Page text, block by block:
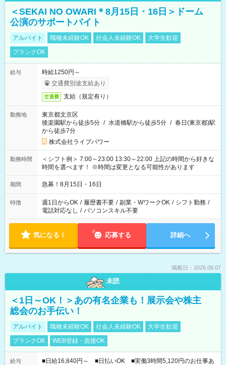
＜SEKAI NO OWARI＊8月15日・16日＞ドーム
公演のサポートバイト
アルバイト 職種未経験OK 社会人未経験OK
大学生歓迎
ブランクOK
給与
時給1250円～
交通費別途支給あり
交通費 支給（規定有り）
勤務地
東京都文京区
後楽園駅から徒歩5分 / 水道橋駅から徒歩5分 / 春日(東京都)駅
から徒歩7分
株式会社ライブパワー
勤務時間
＜シフト例＞ 7:00～23:00 13:30～22:00 上記の時間から好きな
時間を選べます！ ※時間は変更となる可能性があります
期間 急募！8月15日・16日
特徴 週1日からOK / 履歴書不要 / 副業・WワークOK / シフト勤務 /
電話対応なし / パソコンスキル不要
気になる！ 応募する 詳細へ
掲載日：2026.08.07
未読
＜1日～OK！＞あの有名企業も！展示会や株主
総会のお手伝い！
アルバイト 職種未経験OK 社会人未経験OK
大学生歓迎
ブランクOK
WEB登録・面接OK
給与 ■日給16,840円～ ■日払いOK ■実働3時間5,120円のお仕事あ